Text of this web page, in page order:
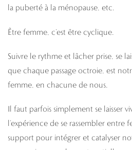
la puberté à la ménopause, etc.
Être femme, c’est être cyclique.
Suivre le rythme et lâcher prise, se
que chaque passage octroie, est
femme, en chacune de nous.
Il faut parfois simplement se laisser
l’expérience de se rassembler entre
support pour intégrer et catalyser